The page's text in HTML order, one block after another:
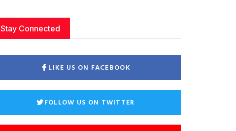
Stay Connected
LIKE US ON FACEBOOK
FOLLOW US ON TWITTER